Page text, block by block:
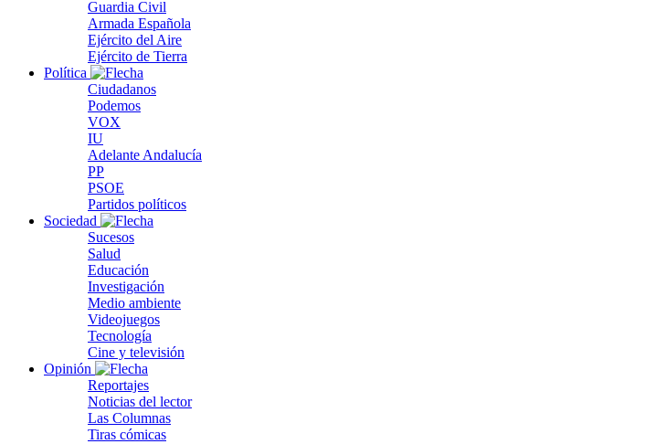
Guardia Civil
Armada Española
Ejército del Aire
Ejército de Tierra
Política
Ciudadanos
Podemos
VOX
IU
Adelante Andalucía
PP
PSOE
Partidos políticos
Sociedad
Sucesos
Salud
Educación
Investigación
Medio ambiente
Videojuegos
Tecnología
Cine y televisión
Opinión
Reportajes
Noticias del lector
Las Columnas
Tiras cómicas